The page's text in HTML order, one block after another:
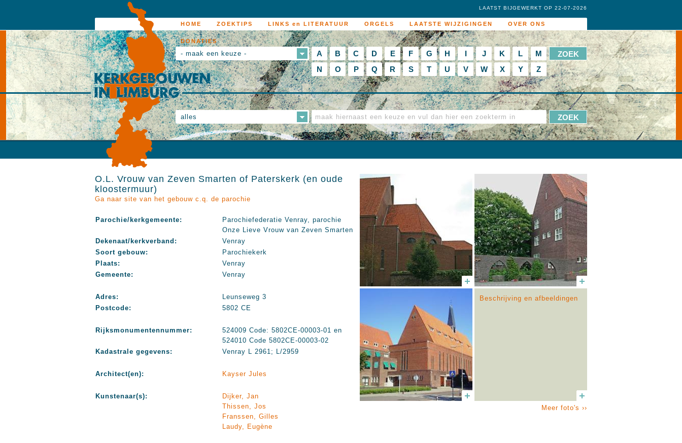
HOME ZOEKTIPS LINKS en LITERATUUR ORGELS LAATSTE WIJZIGINGEN OVER ONS
DONATIES
LAATST BIJGEWERKT OP 22-07-2026
- maak een keuze - A B C D E F G H I J K L
M
N
O P Q R S T U V W X Y Z
alles
O.L. Vrouw van Zeven Smarten of Paterskerk (en oude
kloostermuur)
Ga naar site van het gebouw c.q. de parochie
Parochie/kerkgemeente:
Parochiefederatie Venray, parochie
Onze Lieve Vrouw van Zeven Smarten
Dekenaat/kerkverband:
Venray
Soort gebouw:
Parochiekerk
Plaats:
Venray
Gemeente:
Venray
Adres:
Leunseweg 3
Postcode:
5802 CE
Rijksmonumentennummer:
524009 Code: 5802CE-00003-01 en
524010 Code 5802CE-00003-02
Kadastrale gegevens:
Venray L 2961; L/2959
Architect(en): Kayser Jules
Kunstenaar(s):
Dijker, Jan
Thissen, Jos
Franssen, Gilles
Laudy, Eugène
Beschrijving en afbeeldingen
Meer foto's ››